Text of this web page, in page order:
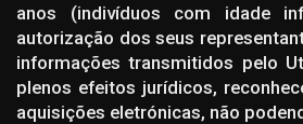
anos (indivíduos com idade
autorização dos seus
informações transmitidos pelo
plenos efeitos jurídicos,
aquisições eletrónicas, não